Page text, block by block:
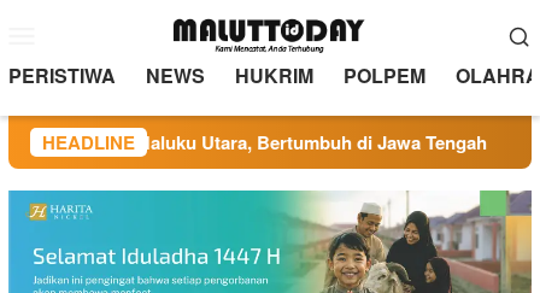
kontenMobile
PERISTIWA NEWS HUKRIM POLPEM
HEADLINE
di Maluku Utara, Bertumbuh di Jawa Tengah